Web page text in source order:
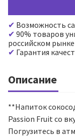
Возможность
90% товаров
российском рынке
Гарантия
Описание
**Напиток
Passion Fruit со
Погрузитесь в